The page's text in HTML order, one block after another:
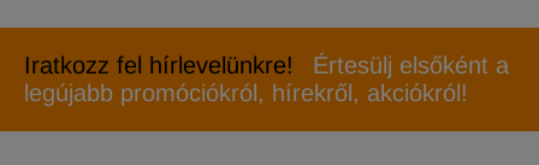
Iratkozz fel hírlevelünkre!
Értesülj elsőként a
legújabb promóciókról, hírekről, akciókról!